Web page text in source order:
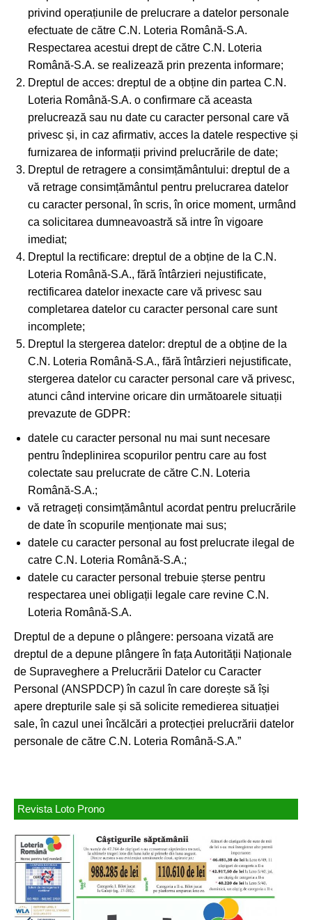
privind operațiunile de prelucrare a datelor personale
efectuate de către C.N. Loteria Română-S.A.
Respectarea acestui drept de către C.N. Loteria
Română-S.A. se realizează prin prezenta informare;
Dreptul de acces: dreptul de a obține din partea C.N.
Loteria Română-S.A. o confirmare că aceasta
prelucrează sau nu date cu caracter personal care vă
privesc și, in caz afirmativ, acces la datele respective și
furnizarea de informații privind prelucrările de date;
Dreptul de retragere a consimțământului: dreptul de a
vă retrage consimțământul pentru prelucrarea datelor
cu caracter personal, în scris, în orice moment, urmând
ca solicitarea dumneavoastră să intre în vigoare
imediat;
Dreptul la rectificare: dreptul de a obține de la C.N.
Loteria Română-S.A., fără întârzieri nejustificate,
rectificarea datelor inexacte care vă privesc sau
completarea datelor cu caracter personal care sunt
incomplete;
Dreptul la stergerea datelor: dreptul de a obține de la
C.N. Loteria Română-S.A., fără întârzieri nejustificate,
stergerea datelor cu caracter personal care vă privesc,
atunci când intervine oricare din următoarele situații
prevazute de GDPR:
datele cu caracter personal nu mai sunt necesare
pentru îndeplinirea scopurilor pentru care au fost
colectate sau prelucrate de către C.N. Loteria
Română-S.A.;
vă retrageți consimțământul acordat pentru prelucrările
de date în scopurile menționate mai sus;
datele cu caracter personal au fost prelucrate ilegal de
catre C.N. Loteria Română-S.A.;
datele cu caracter personal trebuie șterse pentru
respectarea unei obligații legale care revine C.N.
Loteria Română-S.A.
Dreptul de a depune o plângere: persoana vizată are
dreptul de a depune plângere în fața Autorității Naționale
de Supraveghere a Prelucrării Datelor cu Caracter
Personal (ANSPDCP) în cazul în care dorește să își
apere drepturile sale și să solicite remedierea situației
sale, în cazul unei încălcări a protecției prelucrării datelor
personale de către C.N. Loteria Română-S.A.”
Revista Loto Prono